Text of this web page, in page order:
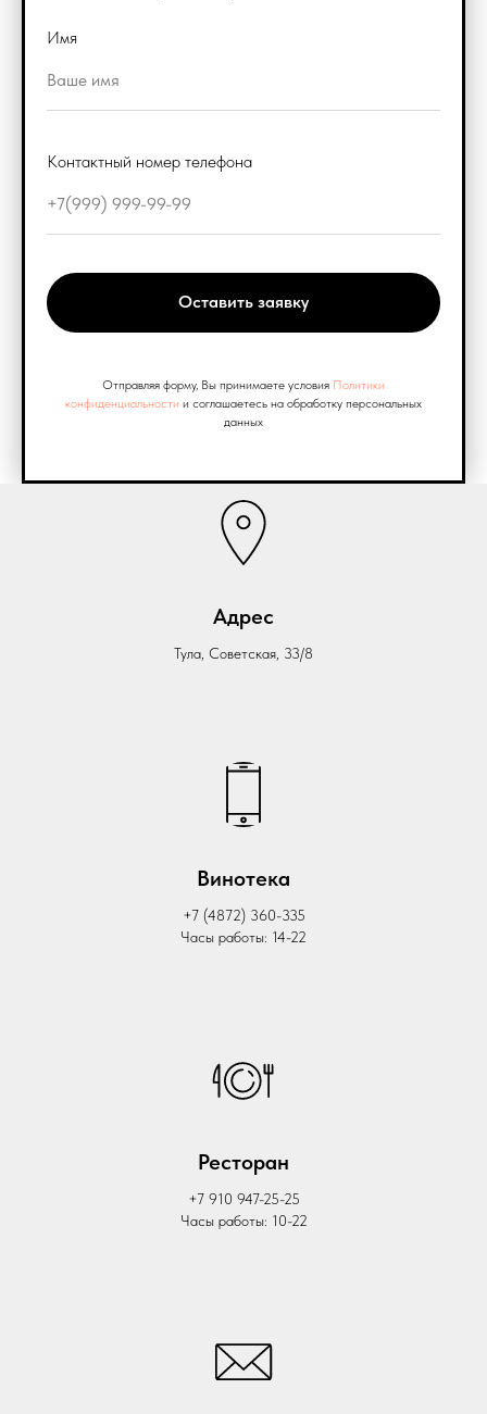
Имя
Контактный номер телефона
Оставить заявку
Отправляя форму, Вы принимаете условия Политики
конфиденциальности и соглашаетесь на обработку персональных
данных
Адрес
Тула, Советская, 33/8
Винотека
+7 (4872) 360-335
Часы работы: 14-22
Ресторан
+7 910 947-25-25
Часы работы: 10-22